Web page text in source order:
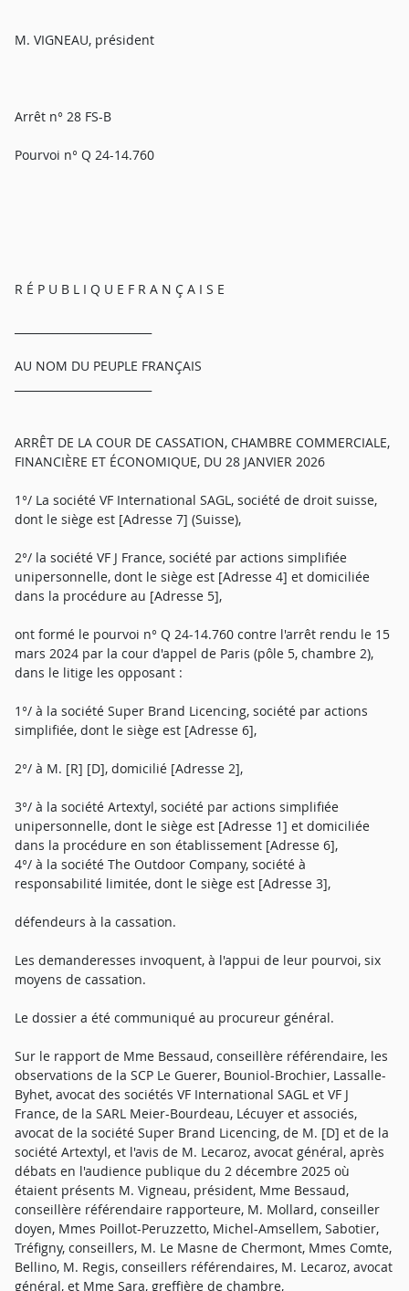
M. VIGNEAU, président
Arrêt n° 28 FS-B
Pourvoi n° Q 24-14.760
R É P U B L I Q U E F R A N Ç A I S E
AU NOM DU PEUPLE FRANÇAIS
ARRÊT DE LA COUR DE CASSATION, CHAMBRE COMMERCIALE,
FINANCIÈRE ET ÉCONOMIQUE, DU 28 JANVIER 2026
1°/ La société VF International SAGL, société de droit suisse,
dont le siège est [Adresse 7] (Suisse),
2°/ la société VF J France, société par actions simplifiée
unipersonnelle, dont le siège est [Adresse 4] et domiciliée
dans la procédure au [Adresse 5],
ont formé le pourvoi n° Q 24-14.760 contre l'arrêt rendu le 15
mars 2024 par la cour d'appel de Paris (pôle 5, chambre 2),
dans le litige les opposant :
1°/ à la société Super Brand Licencing, société par actions
simplifiée, dont le siège est [Adresse 6],
2°/ à M. [R] [D], domicilié [Adresse 2],
3°/ à la société Artextyl, société par actions simplifiée
unipersonnelle, dont le siège est [Adresse 1] et domiciliée
dans la procédure en son établissement [Adresse 6],
4°/ à la société The Outdoor Company, société à
responsabilité limitée, dont le siège est [Adresse 3],
défendeurs à la cassation.
Les demanderesses invoquent, à l'appui de leur pourvoi, six
moyens de cassation.
Le dossier a été communiqué au procureur général.
Sur le rapport de Mme Bessaud, conseillère référendaire, les
observations de la SCP Le Guerer, Bouniol-Brochier, Lassalle-
Byhet, avocat des sociétés VF International SAGL et VF J
France, de la SARL Meier-Bourdeau, Lécuyer et associés,
avocat de la société Super Brand Licencing, de M. [D] et de la
société Artextyl, et l'avis de M. Lecaroz, avocat général, après
débats en l'audience publique du 2 décembre 2025 où
étaient présents M. Vigneau, président, Mme Bessaud,
conseillère référendaire rapporteure, M. Mollard, conseiller
doyen, Mmes Poillot-Peruzzetto, Michel-Amsellem, Sabotier,
Tréfigny, conseillers, M. Le Masne de Chermont, Mmes Comte,
Bellino, M. Regis, conseillers référendaires, M. Lecaroz, avocat
général, et Mme Sara, greffière de chambre,